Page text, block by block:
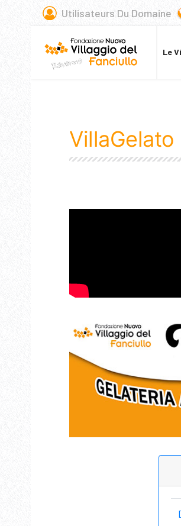
Utilisateurs Du Domaine
Le
VillaGelato